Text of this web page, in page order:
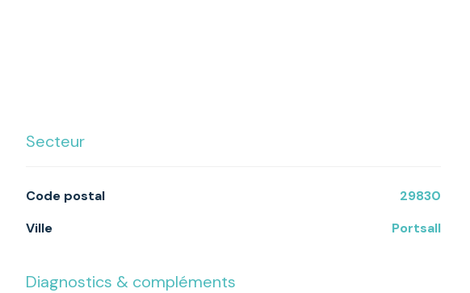
Secteur
Code postal
29830
Ville
Portsall
Diagnostics & compléments